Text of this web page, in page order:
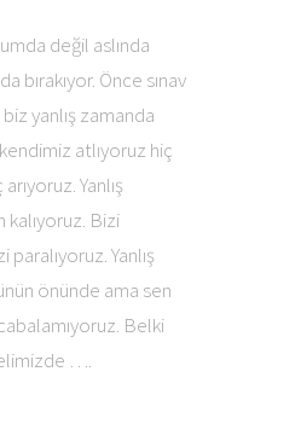
değil aslında
bırakıyor. Önce sınav
yanlış zamanda
atlıyoruz hiç
Yanlış
kalıyoruz. Bizi
Yanlış
önünde ama sen
Belki
….